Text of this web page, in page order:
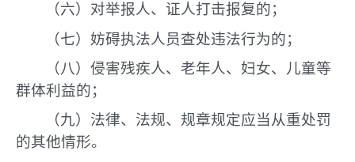
（六）对举报人、证人打击报复的；
（七）妨碍执法人员查处违法行为的；
（八）侵害残疾人、老年人、妇女、儿童等
群体利益的；
（九）法律、法规、规章规定应当从重处罚
的其他情形。